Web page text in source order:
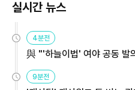
실시간 뉴스
4분전
與 "'하늘이법' 여야 공동 발
9분전